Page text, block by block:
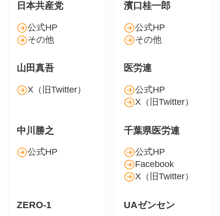
日本共産党
公式HP
その他
濱口桂一郎
公式HP
その他
山田真吾
X（旧Twitter）
医労連
公式HP
X（旧Twitter）
中川勝之
公式HP
千葉県医労連
公式HP
Facebook
X（旧Twitter）
ZERO-1 UAゼンセン